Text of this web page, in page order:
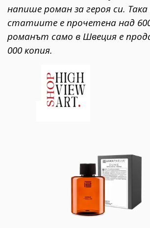
напише роман за героя си.
статиите е прочетена над
романът само в Швеция е
000 копия.